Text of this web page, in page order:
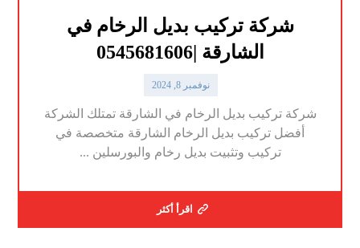
شركة تركيب بديل الرخام في
الشارقة |0545681606
نوفمبر 8, 2024
شركة تركيب بديل الرخام في الشارقة تمتلك الشركة
أفضل تركيب بديل الرخام الشارقة متخصصة في
تركيب وتثبيت بديل رخام والبورسلين ...
اقرأ أكثر